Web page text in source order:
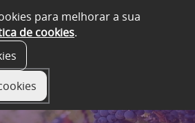
para melhorar a sua
de cookies.